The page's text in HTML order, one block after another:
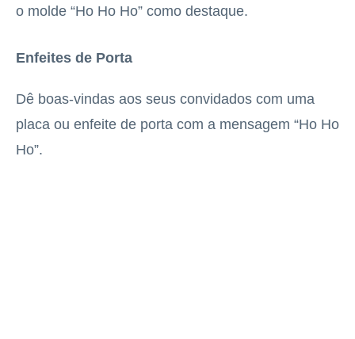
o molde “Ho Ho Ho” como destaque.
Enfeites de Porta
Dê boas-vindas aos seus convidados com uma
placa ou enfeite de porta com a mensagem “Ho Ho
Ho”.